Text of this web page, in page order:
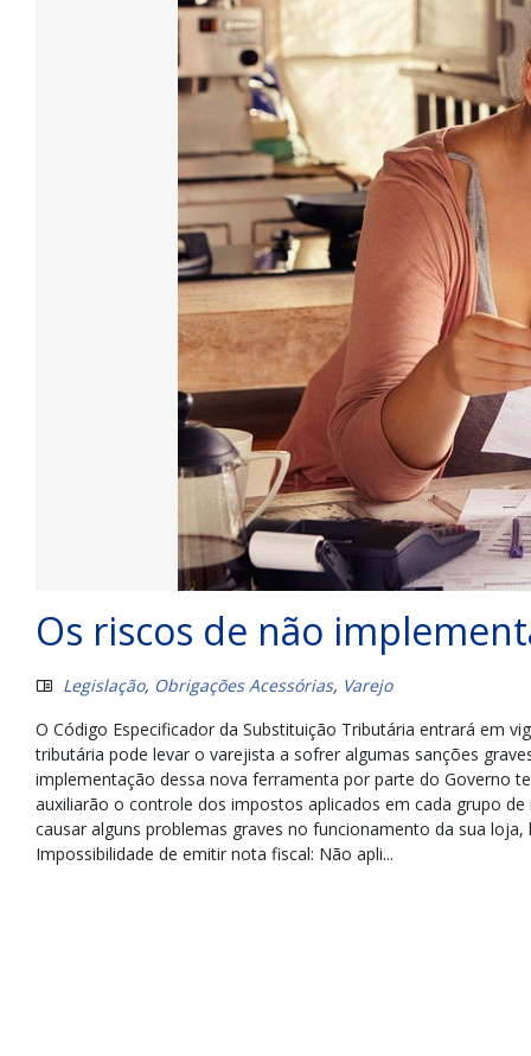
Os riscos de não
Legislação, Obrigações Acessórias, Varejo
O Código Especificador da Substituição Tributária entrará em
tributária pode levar o varejista a sofrer algumas sanções
implementação dessa nova ferramenta por parte do Governo
auxiliarão o controle dos impostos aplicados em cada grupo
causar alguns problemas graves no funcionamento da sua
Impossibilidade de emitir nota fiscal: Não apli...